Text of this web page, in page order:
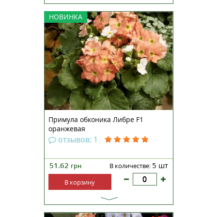
НОВИНКА
Примула обконика Либре F1 —
нетребовательное растение,
которое обладает
непревзойденными
декоративными качествами.
Растения этой серии не содержат
примина: нет риска получить
раздражение кожи при
прикосновении к листьям. Хар...
Примула обконика Либре F1
оранжевая
отзывов: 1
51.62 грн В количестве: 5 шт
В корзину